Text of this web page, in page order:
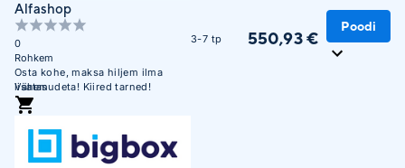
Alfashop
0
Rohkem
Osta kohe, maksa hiljem ilma
lisatasudeta! Kiired tarned!
Vähem
3-7 tp 550,93 €
Poodi